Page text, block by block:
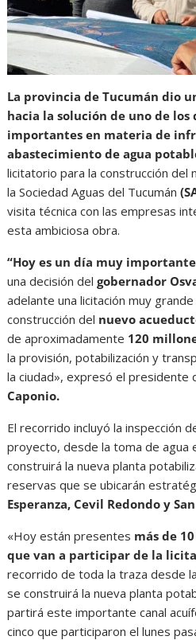
La provincia de Tucumán dio
hacia la solución de uno de los
importantes en materia de
abastecimiento de agua
licitatorio para la construcción del
la Sociedad Aguas del Tucumán
visita técnica con las empresas
esta ambiciosa obra.
“Hoy es un día muy importante
una decisión del gobernador
adelante una licitación muy
construcción del nuevo
de aproximadamente 120
la provisión, potabilización y
la ciudad», expresó el presidente
Caponio.
El recorrido incluyó la inspección
proyecto, desde la toma de agua
construirá la nueva planta
reservas que se ubicarán
Esperanza, Cevil Redondo y
«Hoy están presentes más de
que van a participar de la
recorrido de toda la traza desde
se construirá la nueva planta
partirá este importante canal
cinco que participaron el lunes